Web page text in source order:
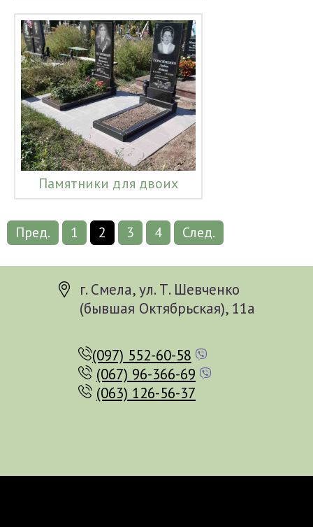
Памятники для двоих
Пред. 1 2 3 4 След.
г. Смела, ул. Т. Шевченко
(бывшая Октябрьская), 11а
(097) 552-60-58
(067) 96-366-69
(063) 126-56-37